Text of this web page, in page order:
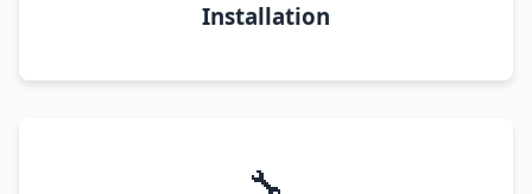
Installation